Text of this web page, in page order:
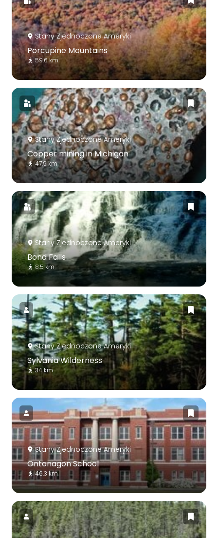
Stany Zjednoczone Ameryki
Porcupine Mountains
59.6 km
Stany Zjednoczone Ameryki
Copper mining in Michigan
47.9 km
Stany Zjednoczone Ameryki
Bond Falls
8.5 km
Stany Zjednoczone Ameryki
Sylvania Wilderness
34 km
Stany Zjednoczone Ameryki
Ontonagon School
46.3 km